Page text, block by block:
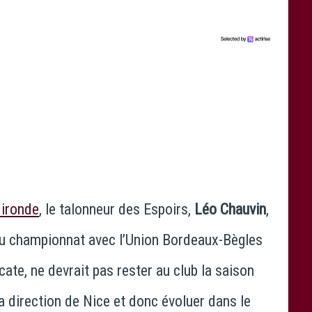
, le talonneur des Espoirs, Léo Chauvin,
avec l’Union Bordeaux-Bègles
ne devrait pas rester au club la saison
direction de Nice et donc évoluer dans le